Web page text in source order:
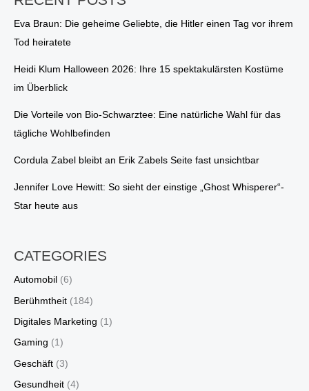
Eva Braun: Die geheime Geliebte, die Hitler einen Tag vor ihrem
Tod heiratete
Heidi Klum Halloween 2026: Ihre 15 spektakulärsten Kostüme
im Überblick
Die Vorteile von Bio-Schwarztee: Eine natürliche Wahl für das
tägliche Wohlbefinden
Cordula Zabel bleibt an Erik Zabels Seite fast unsichtbar
Jennifer Love Hewitt: So sieht der einstige „Ghost Whisperer“-
Star heute aus
CATEGORIES
Automobil (6)
Berühmtheit (184)
Digitales Marketing (1)
Gaming (1)
Geschäft (3)
Gesundheit (4)